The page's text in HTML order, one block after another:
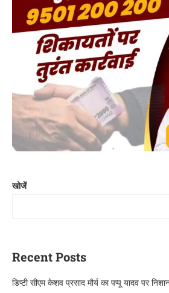
खोजें
Recent Posts
डिप्टी सीएम केशव प्रसाद मौर्य का पप्पू यादव पर